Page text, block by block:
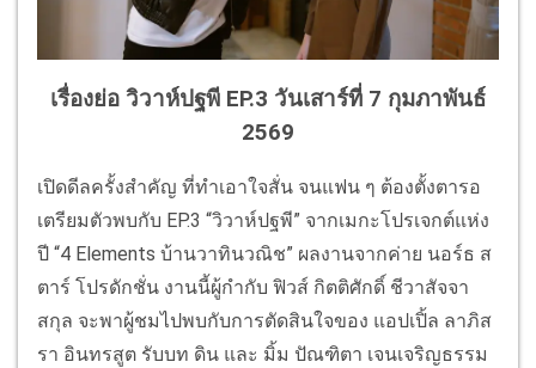
เรื่องย่อ วิวาห์ปฐพี EP.3 วันเสาร์ที่ 7 กุมภาพันธ์
2569
เปิดดีลครั้งสำคัญ ที่ทำเอาใจสั่น จนแฟน ๆ ต้องตั้งตารอ
เตรียมตัวพบกับ EP.3 “วิวาห์ปฐพี” จากเมกะโปรเจกต์แห่ง
ปี “4 Elements บ้านวาทินวณิช” ผลงานจากค่าย นอร์ธ ส
ตาร์ โปรดักชั่น งานนี้ผู้กำกับ ฟิวส์ กิตติศักดิ์ ชีวาสัจจา
สกุล จะพาผู้ชมไปพบกับการตัดสินใจของ แอปเปิ้ล ลาภิส
รา อินทรสูต รับบท ดิน และ มิ้ม ปัณฑิตา เจนเจริญธรรม